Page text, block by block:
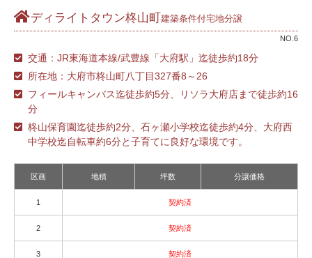
ディライトタウン柊山町 建築条件付宅地分譲
NO.6
交通：JR東海道本線/武豊線「大府駅」迄徒歩約18分
所在地：大府市柊山町八丁目327番8～26
フィールキャンバス迄徒歩約5分、リソラ大府店まで徒歩約16
分
柊山保育園迄徒歩約2分、石ヶ瀬小学校迄徒歩約4分、大府西
中学校迄自転車約6分と子育てに良好な環境です。
区画 地積 坪数 分譲価格
1 契約済
2 契約済
3 契約済